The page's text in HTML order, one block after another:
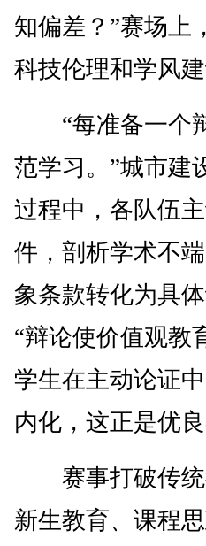
知偏差？”赛场上
科技伦理和学风
“每准备一个辩
范学习。”城市建
过程中，各队伍
件，剖析学术不
象条款转化为具
“辩论使价值观教
学生在主动论证
内化，这正是优
赛事打破传统
新生教育、课程